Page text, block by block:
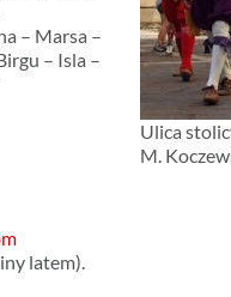
Ulica
M.
– Marsa –
– Isla –
latem).